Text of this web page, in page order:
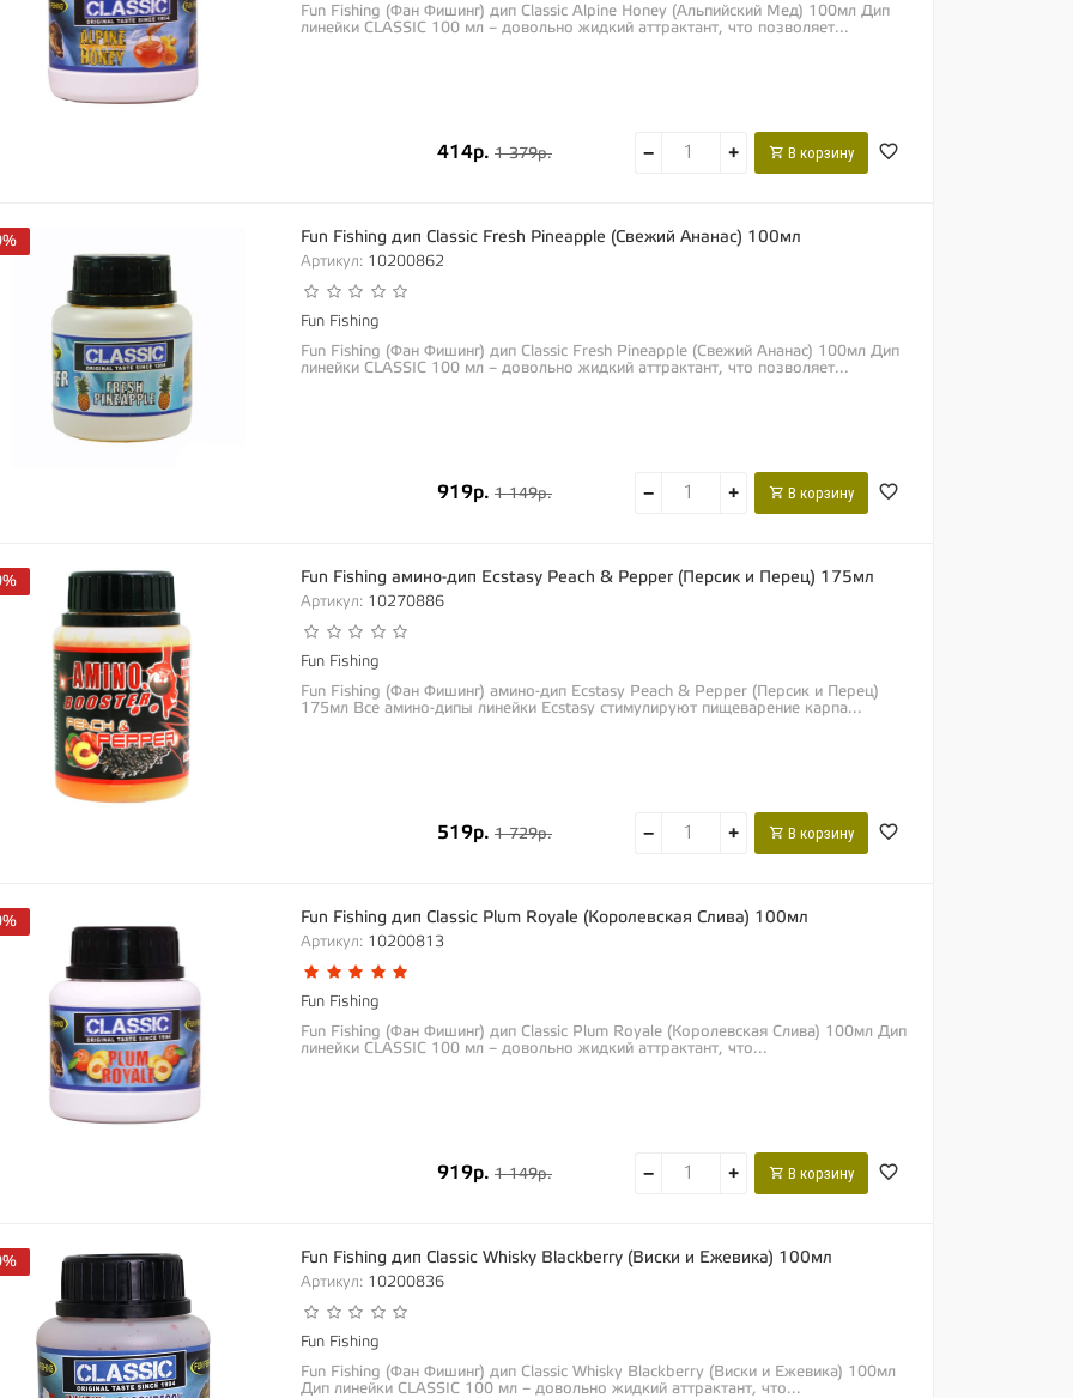
Fun Fishing (Фан Фишинг) дип Classic Alpine Honey (Альпийский Мед) 100мл Дип
линейки CLASSIC 100 мл – довольно жидкий аттрактант, что позволяет...
414р. 1 379р. − + В корзину
Fun Fishing дип Classic Fresh Pineapple (Свежий Ананас) 100мл
Артикул: 10200862
Fun Fishing
Fun Fishing (Фан Фишинг) дип Classic Fresh Pineapple (Свежий Ананас) 100мл Дип
линейки CLASSIC 100 мл – довольно жидкий аттрактант, что позволяет...
919р. 1 149р. − + В корзину
Fun Fishing амино-дип Ecstasy Peach & Pepper (Персик и Перец) 175мл
Артикул: 10270886
Fun Fishing
Fun Fishing (Фан Фишинг) амино-дип Ecstasy Peach & Pepper (Персик и Перец)
175мл Все амино-дипы линейки Ecstasy стимулируют пищеварение карпа...
519р. 1 729р. − + В корзину
Fun Fishing дип Classic Plum Royale (Королевская Слива) 100мл
Артикул: 10200813
Fun Fishing
Fun Fishing (Фан Фишинг) дип Classic Plum Royale (Королевская Слива) 100мл Дип
линейки CLASSIC 100 мл – довольно жидкий аттрактант, что...
919р. 1 149р. − + В корзину
Fun Fishing дип Classic Whisky Blackberry (Виски и Ежевика) 100мл
Артикул: 10200836
Fun Fishing
Fun Fishing (Фан Фишинг) дип Classic Whisky Blackberry (Виски и Ежевика) 100мл
Дип линейки CLASSIC 100 мл – довольно жидкий аттрактант, что...